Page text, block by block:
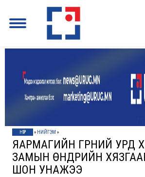
НҮҮР » НИЙГЭМ »
ЯАРМАГИЙН ГҮҮРНИЙ УРД
ЗАМЫН ӨНДРИЙН
ШОН УНАЖЭЭ